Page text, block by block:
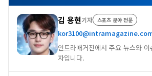
김 용현기자 스포츠 분야 전문
인트라매거진에서 주요 뉴스와
자입니다.